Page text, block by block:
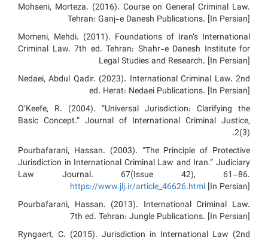
Mohseni, Morteza. (2016). Course on General Criminal Law.
Tehran: Ganj-e Danesh Publications. [In Persian]
Momeni, Mehdi. (2011). Foundations of Iran’s International
Criminal Law. 7th ed. Tehran: Shahr-e Danesh Institute for
Legal Studies and Research. [In Persian]
Nedaei, Abdul Qadir. (2023). International Criminal Law. 2nd
ed. Herat: Nedaei Publications. [In Persian]
O’Keefe, R. (2004). “Universal Jurisdiction: Clarifying the
Basic Concept.” Journal of International Criminal Justice,
2(3).
Pourbafarani, Hassan. (2003). “The Principle of Protective
Jurisdiction in International Criminal Law and Iran.” Judiciary
Law Journal. 67(Issue 42), 61–86.
https://www.jlj.ir/article_46626.html [In Persian]
Pourbafarani, Hassan. (2013). International Criminal Law.
7th ed. Tehran: Jungle Publications. [In Persian]
Ryngaert, C. (2015). Jurisdiction in International Law (2nd